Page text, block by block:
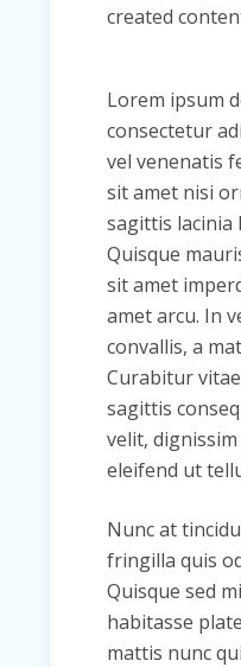
created
Lorem ipsum
consectetur
vel venenatis
sit amet nisi
sagittis lacinia
Quisque
sit amet
amet arcu. In
convallis, a
Curabitur
sagittis
velit,
eleifend ut
Nunc at
fringilla quis
Quisque sed
habitasse
mattis nunc